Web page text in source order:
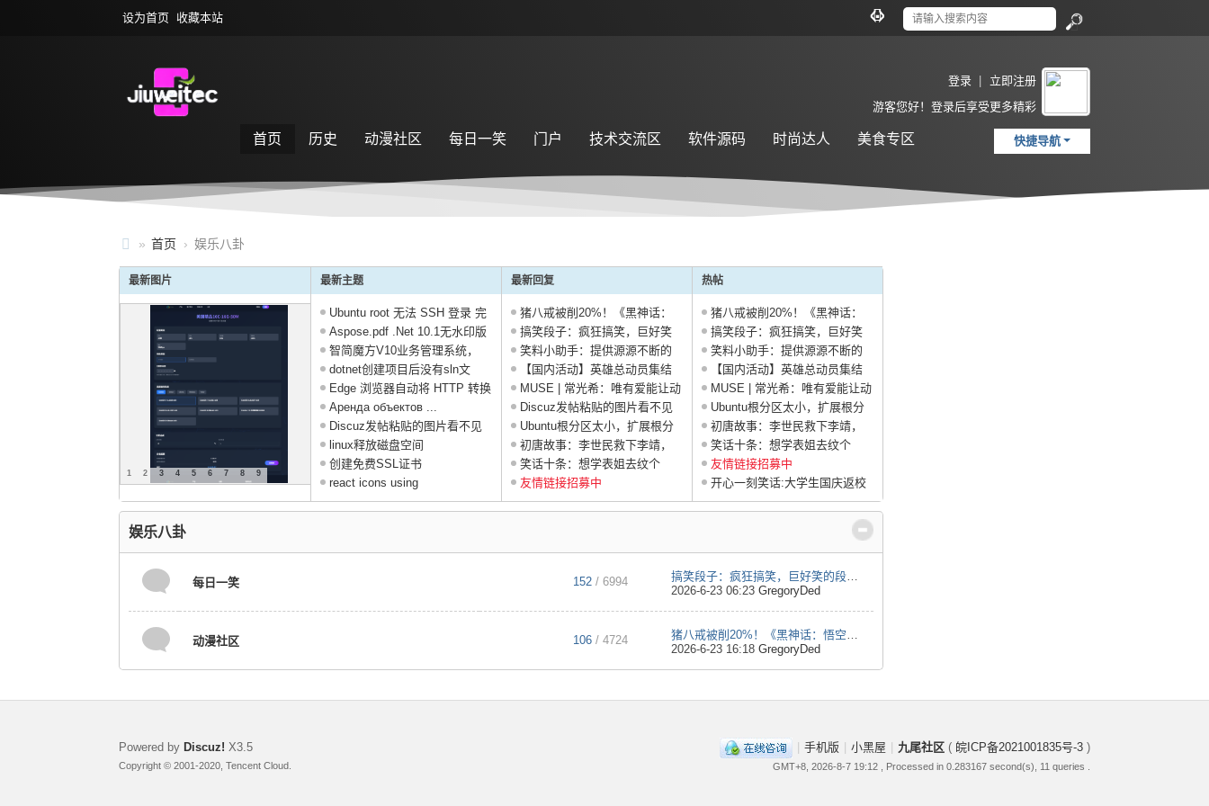
设为首页 收藏本站
索
版
登录
立即注册
游客您好！登录后享受更多精彩
快捷导航
首页 历史 动漫社区 每日一笑 门户 技术交流区 软件源码 时尚达人
美食专区
九
尾
» 首页 › 娱乐八卦
最新图片
1 2 3 4 5 6 7 8 9
最新主题
Ubuntu root 无法 SSH 登录 完
美 ...
Aspose.pdf .Net 10.1无水印版
下 ...
智简魔方V10业务管理系统，
V10系 ...
dotnet创建项目后没有sln文
件， ...
Edge 浏览器自动将 HTTP 转换
为 ...
Аренда объектов ...
Discuz发帖粘贴的图片看不见
怎么 ...
linux释放磁盘空间
创建免费SSL证书
react icons using
最新回复
猪八戒被削20%！《黑神话：
悟空 ...
搞笑段子：疯狂搞笑，巨好笑
的段 ...
笑料小助手：提供源源不断的
笑料 ...
【国内活动】英雄总动员集结
展 | ...
MUSE | 常光希：唯有爱能让动
画 ...Discuz发帖粘贴的图片看不见
怎么 ...
Ubuntu根分区太小，扩展根分
区大 ...
初唐故事：李世民救下李靖，
红拂 ...
笑话十条：想学表姐去纹个
身，于 ...
友情链接招募中
热帖
猪八戒被削20%！《黑神话：
悟空 ...
搞笑段子：疯狂搞笑，巨好笑
的段 ...
笑料小助手：提供源源不断的
笑料 ...
【国内活动】英雄总动员集结
展 | ...
MUSE | 常光希：唯有爱能让动
画 ...
Ubuntu根分区太小，扩展根分
区大 ...
初唐故事：李世民救下李靖，
红拂 ...
笑话十条：想学表姐去纹个
身，于 ...
友情链接招募中
开心一刻笑话:大学生国庆返校
行 ...
娱乐八卦
每日一笑 152 / 6994
搞笑段子：疯狂搞笑，巨好笑的段 ...
2026-6-23 06:23 GregoryDed
动漫社区 106 / 4724
猪八戒被削20%！《黑神话：悟空 ...
2026-6-23 16:18 GregoryDed
手机版 小黑屋 九尾社区 ( 皖ICP备2021001835号-3 )
GMT+8, 2026-8-7 19:12 , Processed in 0.283167 second(s), 11 queries .
Powered by Discuz! X3.5
Copyright © 2001-2020, Tencent Cloud.